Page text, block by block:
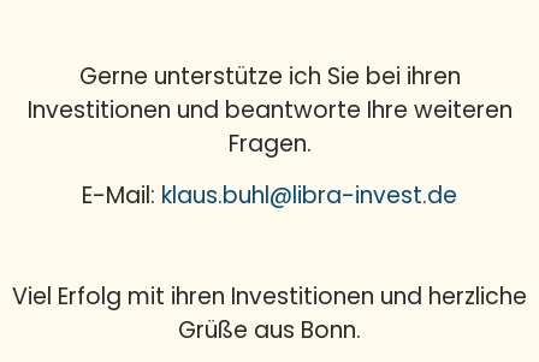
Gerne unterstütze ich Sie bei ihren
Investitionen und beantworte Ihre weiteren
Fragen.
E-Mail: klaus.buhl@libra-invest.de
Viel Erfolg mit ihren Investitionen und herzliche
Grüße aus Bonn.